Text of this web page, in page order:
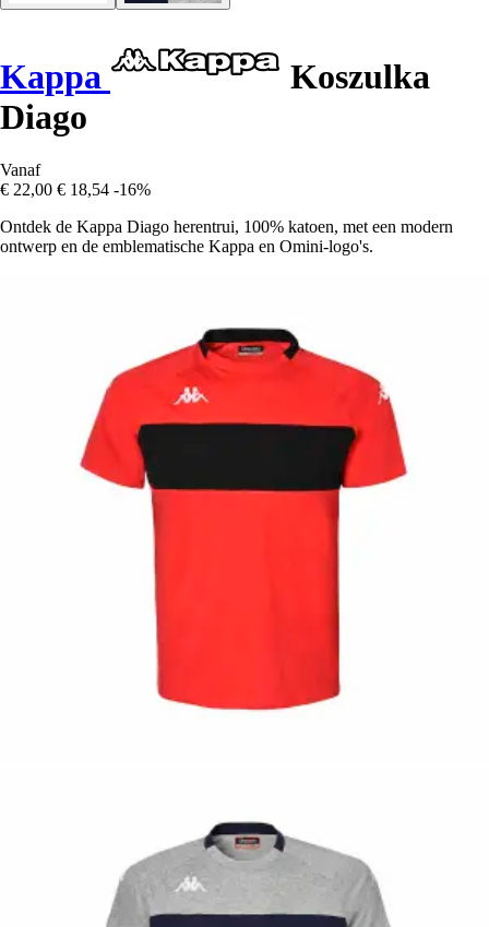
Kappa
Koszulka
Diago
Vanaf
€ 22,00 € 18,54 -16%
Ontdek de Kappa Diago herentrui, 100% katoen, met een modern
ontwerp en de emblematische Kappa en Omini-logo's.